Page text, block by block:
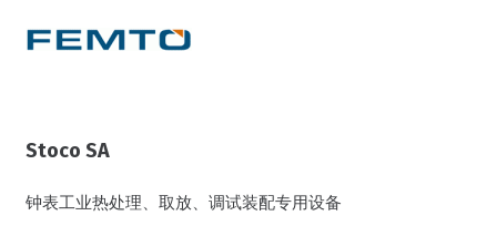
Stoco SA
钟表工业热处理、取放、调试装配专用设备